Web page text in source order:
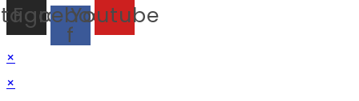
Facebook-
f
Youtube
×
×